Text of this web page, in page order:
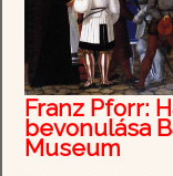
Franz Pforr:
bevonulása
Museum